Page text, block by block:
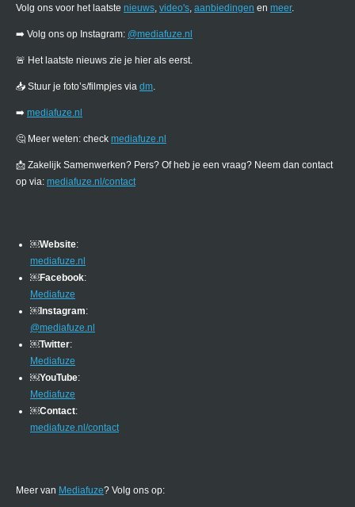
Volg ons voor het laatste nieuws video's aanbiedingen en meer.
➡️ Volg ons op Instagram: @mediafuze.nl
🚨 Het laatste nieuws zie je hier als eerst.
📥 Stuur je foto’s/filmpjes via dm
➡️ mediafuze.nl
🤔 Meer weten: check mediafuze.nl
📩 Zakelijk Samenwerken? Pers? Of heb je een vraag? Neem dan contact
op via: mediafuze.nl/contact
￼Website:
mediafuze.nl
￼Facebook:
Mediafuze
￼Instagram:
@mediafuze.nl
￼Twitter:
Mediafuze
￼YouTube:
Mediafuze
￼Contact:
mediafuze.nl/contact
Meer van Mediafuze? Volg ons op: